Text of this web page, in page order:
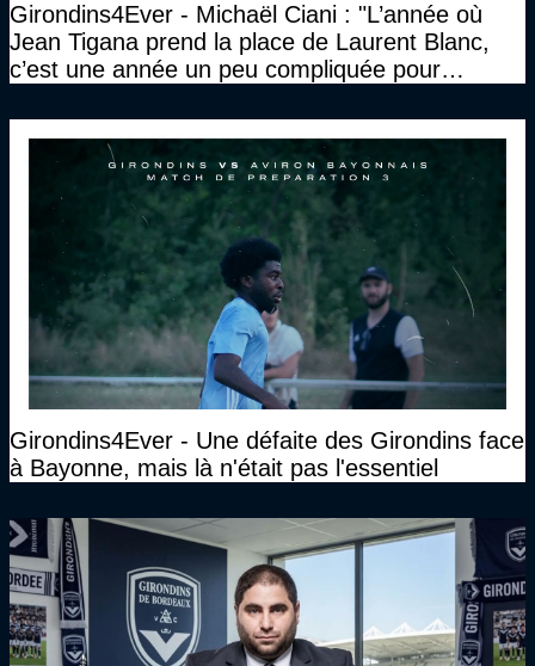
Girondins4Ever - Michaël Ciani : "L’année où
Jean Tigana prend la place de Laurent Blanc,
c’est une année un peu compliquée pour
Girondins4Ever - Une défaite des Girondins face
à Bayonne, mais là n'était pas l'essentiel